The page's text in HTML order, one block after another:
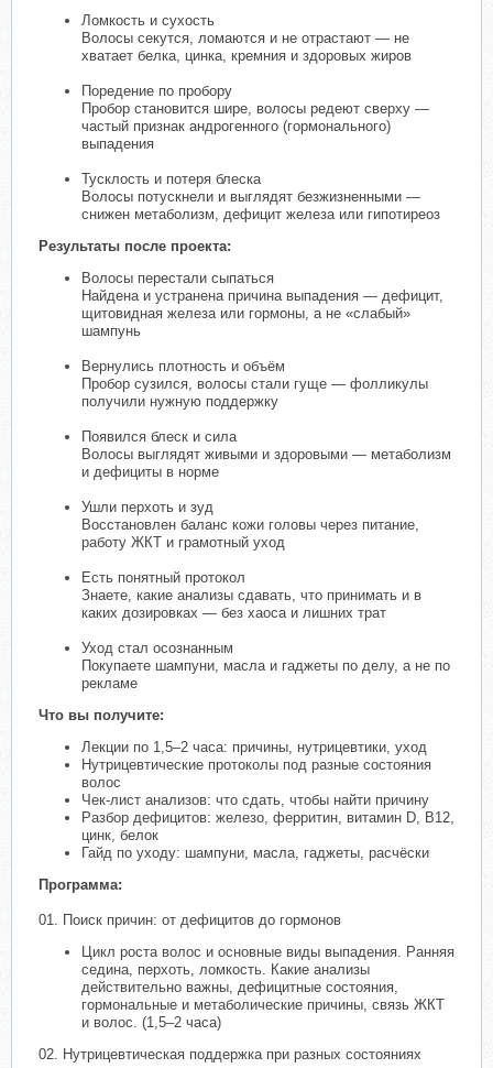
Ломкость и сухость
Волосы секутся, ломаются и не отрастают — не
хватает белка, цинка, кремния и здоровых жиров
Поредение по пробору
Пробор становится шире, волосы редеют сверху —
частый признак андрогенного (гормонального)
выпадения
Тусклость и потеря блеска
Волосы потускнели и выглядят безжизненными —
снижен метаболизм, дефицит железа или гипотиреоз
Результаты после проекта:
Волосы перестали сыпаться
Найдена и устранена причина выпадения — дефицит,
щитовидная железа или гормоны, а не «слабый»
шампунь
Вернулись плотность и объём
Пробор сузился, волосы стали гуще — фолликулы
получили нужную поддержку
Появился блеск и сила
Волосы выглядят живыми и здоровыми — метаболизм
и дефициты в норме
Ушли перхоть и зуд
Восстановлен баланс кожи головы через питание,
работу ЖКТ и грамотный уход
Есть понятный протокол
Знаете, какие анализы сдавать, что принимать и в
каких дозировках — без хаоса и лишних трат
Уход стал осознанным
Покупаете шампуни, масла и гаджеты по делу, а не по
рекламе
Что вы получите:
Лекции по 1,5–2 часа: причины, нутрицевтики, уход
Нутрицевтические протоколы под разные состояния
волос
Чек-лист анализов: что сдать, чтобы найти причину
Разбор дефицитов: железо, ферритин, витамин D, B12,
цинк, белок
Гайд по уходу: шампуни, масла, гаджеты, расчёски
Программа:
01. Поиск причин: от дефицитов до гормонов
Цикл роста волос и основные виды выпадения. Ранняя
седина, перхоть, ломкость. Какие анализы
действительно важны, дефицитные состояния,
гормональные и метаболические причины, связь ЖКТ
и волос. (1,5–2 часа)
02. Нутрицевтическая поддержка при разных состояниях